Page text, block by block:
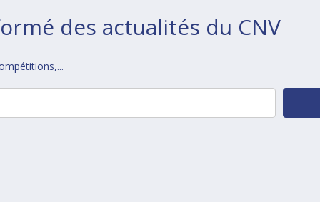
des actualités du CNV